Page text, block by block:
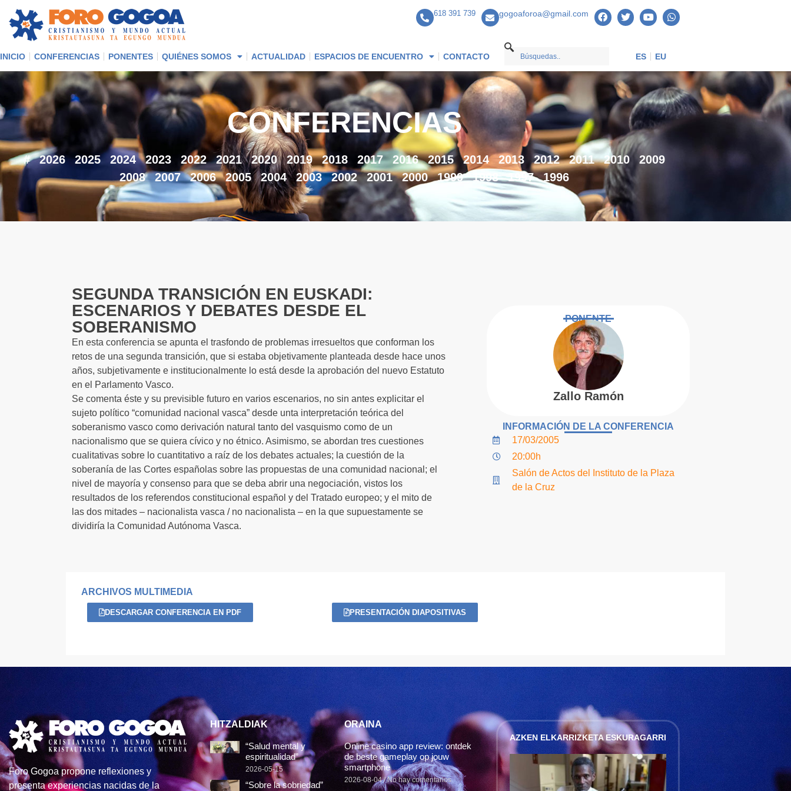
618 391 739 gogoaforoa@gmail.com
INICIO CONFERENCIAS PONENTES QUIÉNES SOMOS ACTUALIDAD ESPACIOS DE ENCUENTRO CONTACTO ES EU
CONFERENCIAS
# 2026 2025 2024 2023 2022 2021 2020 2019 2018 2017 2016 2015 2014 2013 2012 2011 2010
2009
2008
2007 2006 2005 2004 2003 2002 2001 2000 1999 1998 1997 1996
SEGUNDA TRANSICIÓN EN EUSKADI:
ESCENARIOS Y DEBATES DESDE EL
SOBERANISMO
En esta conferencia se apunta el trasfondo de problemas irresueltos que conforman los
retos de una segunda transición, que si estaba objetivamente planteada desde hace unos
años, subjetivamente e institucionalmente lo está desde la aprobación del nuevo Estatuto
en el Parlamento Vasco.
Se comenta éste y su previsible futuro en varios escenarios, no sin antes explicitar el
sujeto político “comunidad nacional vasca” desde unta interpretación teórica del
soberanismo vasco como derivación natural tanto del vasquismo como de un
nacionalismo que se quiera cívico y no étnico. Asimismo, se abordan tres cuestiones
cualitativas sobre lo cuantitativo a raíz de los debates actuales; la cuestión de la
soberanía de las Cortes españolas sobre las propuestas de una comunidad nacional; el
nivel de mayoría y consenso para que se deba abrir una negociación, vistos los
resultados de los referendos constitucional español y del Tratado europeo; y el mito de
las dos mitades – nacionalista vasca / no nacionalista – en la que supuestamente se
dividiría la Comunidad Autónoma Vasca.
PONENTE
Zallo Ramón
INFORMACIÓN DE LA CONFERENCIA
17/03/2005
20:00h
Salón de Actos del Instituto de la Plaza
de la Cruz
ARCHIVOS MULTIMEDIA
DESCARGAR CONFERENCIA EN PDF PRESENTACIÓN DIAPOSITIVAS
Foro Gogoa propone reflexiones y
presenta experiencias nacidas de la
HITZALDIAK
“Salud mental y
espiritualidad”
2026-05-15
“Sobre la sobriedad”
ORAINA
Online casino app review: ontdek
de beste gameplay op jouw
smartphone
2026-08-04 No hay comentarios
AZKEN ELKARRIZKETA ESKURAGARRI